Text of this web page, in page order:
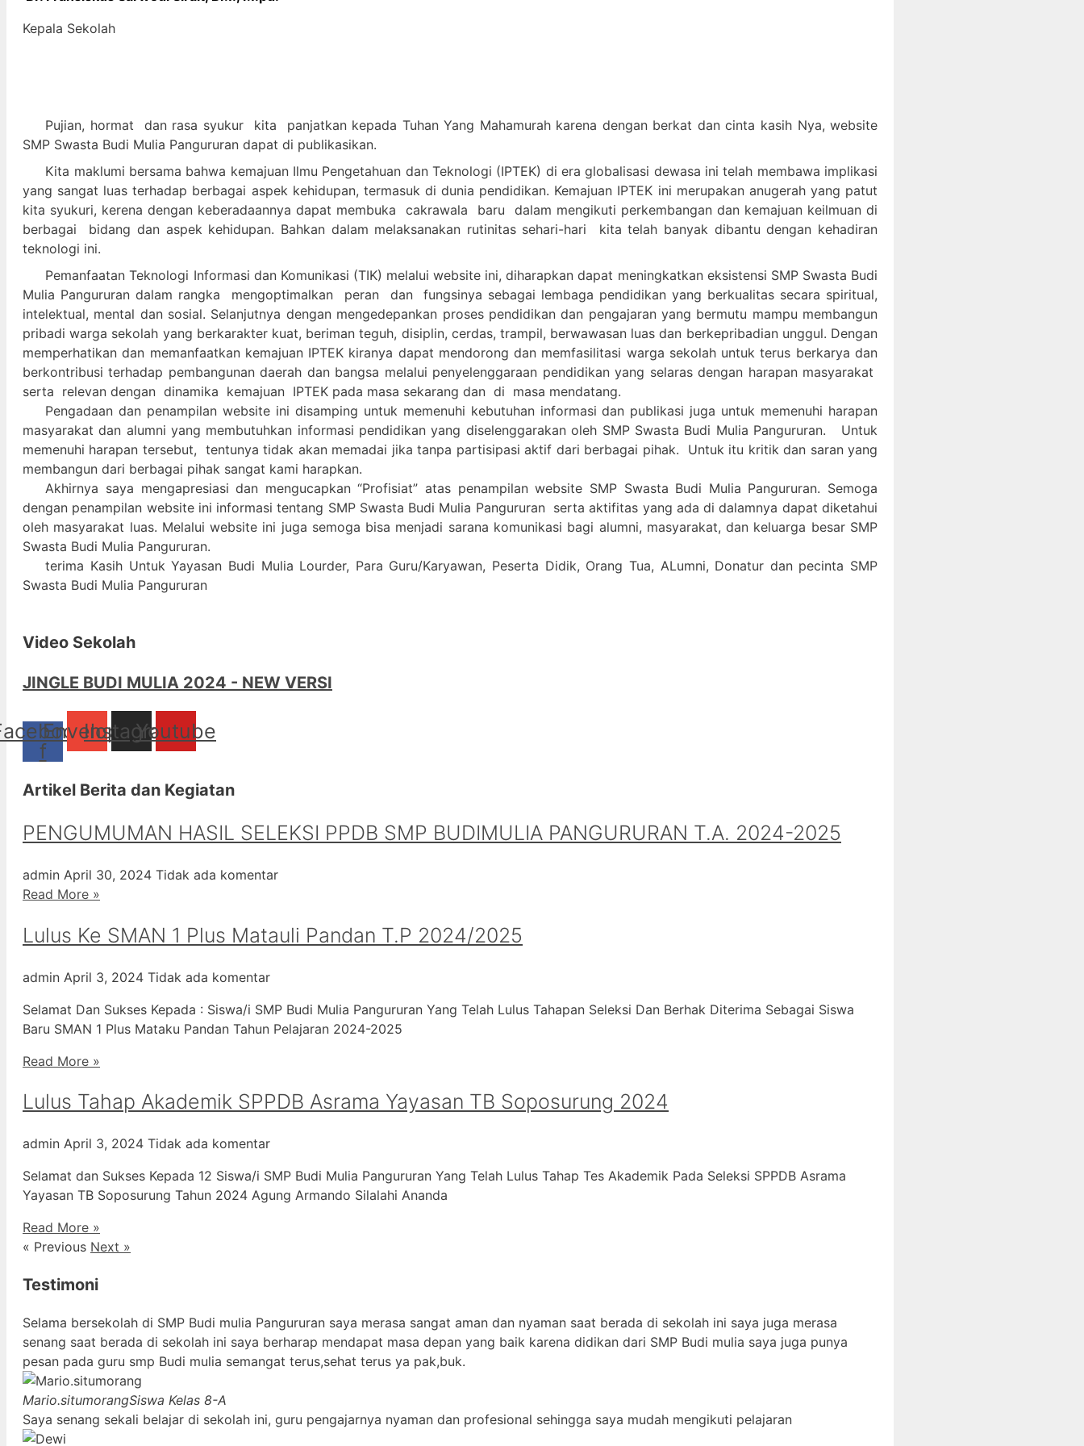
Kepala Sekolah
Pujian, hormat dan rasa syukur kita panjatkan kepada Tuhan Yang Mahamurah karena dengan berkat dan cinta kasih Nya, website
SMP Swasta Budi Mulia Pangururan dapat di publikasikan.
Kita maklumi bersama bahwa kemajuan Ilmu Pengetahuan dan Teknologi (IPTEK) di era globalisasi dewasa ini telah membawa implikasi
yang sangat luas terhadap berbagai aspek kehidupan, termasuk di dunia pendidikan. Kemajuan IPTEK ini merupakan anugerah yang patut
kita syukuri, kerena dengan keberadaannya dapat membuka cakrawala baru dalam mengikuti perkembangan dan kemajuan keilmuan di
berbagai bidang dan aspek kehidupan. Bahkan dalam melaksanakan rutinitas sehari-hari kita telah banyak dibantu dengan kehadiran
teknologi ini.
Pemanfaatan Teknologi Informasi dan Komunikasi (TIK) melalui website ini, diharapkan dapat meningkatkan eksistensi SMP Swasta Budi
Mulia Pangururan dalam rangka mengoptimalkan peran dan fungsinya sebagai lembaga pendidikan yang berkualitas secara spiritual,
intelektual, mental dan sosial. Selanjutnya dengan mengedepankan proses pendidikan dan pengajaran yang bermutu mampu membangun
pribadi warga sekolah yang berkarakter kuat, beriman teguh, disiplin, cerdas, trampil, berwawasan luas dan berkepribadian unggul. Dengan
memperhatikan dan memanfaatkan kemajuan IPTEK kiranya dapat mendorong dan memfasilitasi warga sekolah untuk terus berkarya dan
berkontribusi terhadap pembangunan daerah dan bangsa melalui penyelenggaraan pendidikan yang selaras dengan harapan masyarakat
serta relevan dengan dinamika kemajuan IPTEK pada masa sekarang dan di masa mendatang.
Pengadaan dan penampilan website ini disamping untuk memenuhi kebutuhan informasi dan publikasi juga untuk memenuhi harapan
masyarakat dan alumni yang membutuhkan informasi pendidikan yang diselenggarakan oleh SMP Swasta Budi Mulia Pangururan. Untuk
memenuhi harapan tersebut, tentunya tidak akan memadai jika tanpa partisipasi aktif dari berbagai pihak. Untuk itu kritik dan saran yang
membangun dari berbagai pihak sangat kami harapkan.
Akhirnya saya mengapresiasi dan mengucapkan “Profisiat” atas penampilan website SMP Swasta Budi Mulia Pangururan. Semoga
dengan penampilan website ini informasi tentang SMP Swasta Budi Mulia Pangururan serta aktifitas yang ada di dalamnya dapat diketahui
oleh masyarakat luas. Melalui website ini juga semoga bisa menjadi sarana komunikasi bagi alumni, masyarakat, dan keluarga besar SMP
Swasta Budi Mulia Pangururan.
terima Kasih Untuk Yayasan Budi Mulia Lourder, Para Guru/Karyawan, Peserta Didik, Orang Tua, ALumni, Donatur dan pecinta SMP
Swasta Budi Mulia Pangururan
Video Sekolah
JINGLE BUDI MULIA 2024 - NEW VERSI
f
Envelope
Instagram
Youtube
Artikel Berita dan Kegiatan
PENGUMUMAN HASIL SELEKSI PPDB SMP BUDIMULIA PANGURURAN T.A. 2024-2025
admin April 30, 2024 Tidak ada komentar
Read More »
Lulus Ke SMAN 1 Plus Matauli Pandan T.P 2024/2025
admin April 3, 2024 Tidak ada komentar
Selamat Dan Sukses Kepada : Siswa/i SMP Budi Mulia Pangururan Yang Telah Lulus Tahapan Seleksi Dan Berhak Diterima Sebagai Siswa
Baru SMAN 1 Plus Mataku Pandan Tahun Pelajaran 2024-2025
Read More »
Lulus Tahap Akademik SPPDB Asrama Yayasan TB Soposurung 2024
admin April 3, 2024 Tidak ada komentar
Selamat dan Sukses Kepada 12 Siswa/i SMP Budi Mulia Pangururan Yang Telah Lulus Tahap Tes Akademik Pada Seleksi SPPDB Asrama
Yayasan TB Soposurung Tahun 2024 Agung Armando Silalahi ⁠Ananda
Read More »
« Previous Next »
Testimoni
Selama bersekolah di SMP Budi mulia Pangururan saya merasa sangat aman dan nyaman saat berada di sekolah ini saya juga merasa
senang saat berada di sekolah ini saya berharap mendapat masa depan yang baik karena didikan dari SMP Budi mulia saya juga punya
pesan pada guru smp Budi mulia semangat terus,sehat terus ya pak,buk.
Mario.situmorangSiswa Kelas 8-A
Saya senang sekali belajar di sekolah ini, guru pengajarnya nyaman dan profesional sehingga saya mudah mengikuti pelajaran